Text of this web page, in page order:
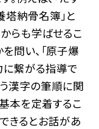
塔納骨名簿」と
らも学ばせるこ
問い、「原子爆
に繋がる指導で
漢字の筆順に関
基本を定着するこ
きるとお話があ